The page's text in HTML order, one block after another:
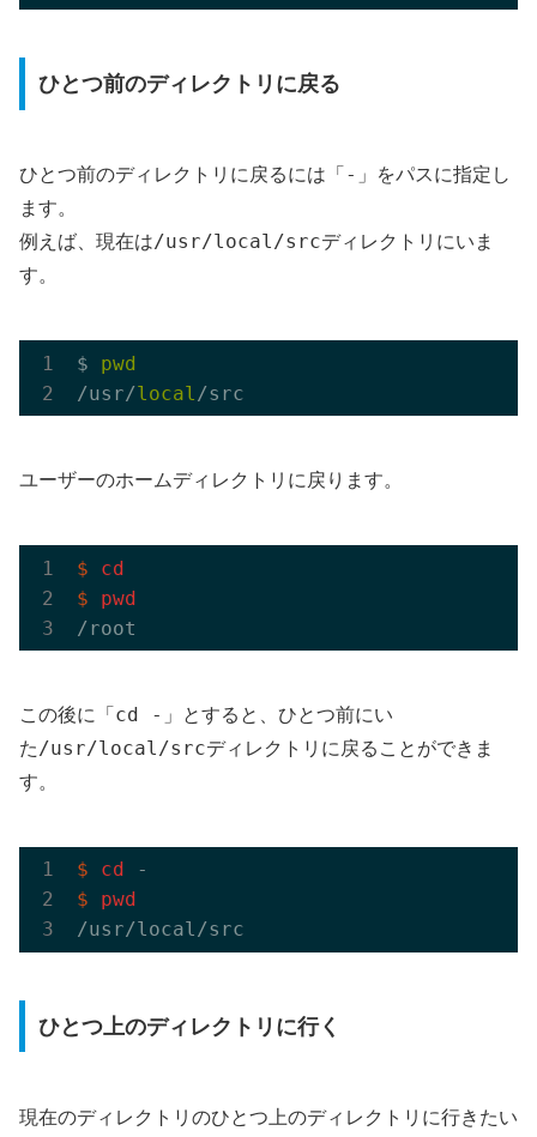
ひとつ前のディレクトリに戻る
ひとつ前のディレクトリに戻るには「 - 」をパスに指定し
ます。
例えば、現在は/usr/local/srcディレクトリにいま
す。
$ pwd
/usr/local
ユーザーのホームディレクトリに戻ります。
$
cd
$
pwd
この後に「 cd - 」とすると、ひとつ前にい
た/usr/local/srcディレクトリに戻ることができま
す。
$ cd
-
$
pwd
ひとつ上のディレクトリに行く
現在のディレクトリのひとつ上のディレクトリに行きたい